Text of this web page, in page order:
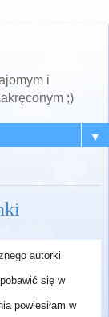
i
;)
▼
autorki
się w
powiesiłam w